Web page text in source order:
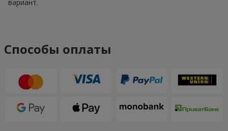
вариант.
Способы оплаты